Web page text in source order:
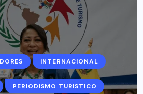
INTERNACIONAL
PERIODISMO TURISTICO